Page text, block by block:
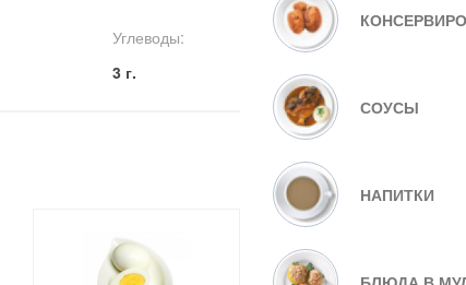
Углеводы:
3 г.
СОУСЫ
НАПИТКИ